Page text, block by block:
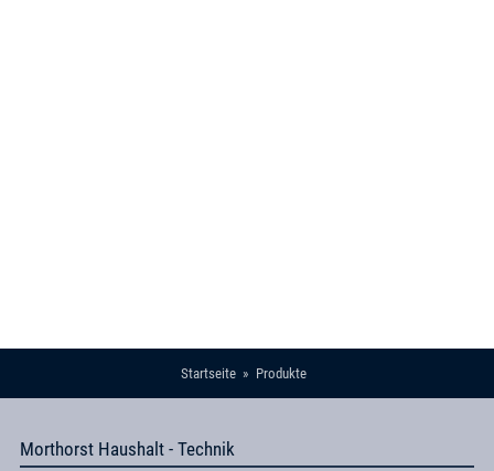
Startseite Produkte
Morthorst Haushalt - Technik